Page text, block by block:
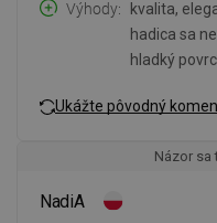
Výhody
kvalita,
hadica sa
hladký
Ukážte pôvodný
Názor sa
NadiA